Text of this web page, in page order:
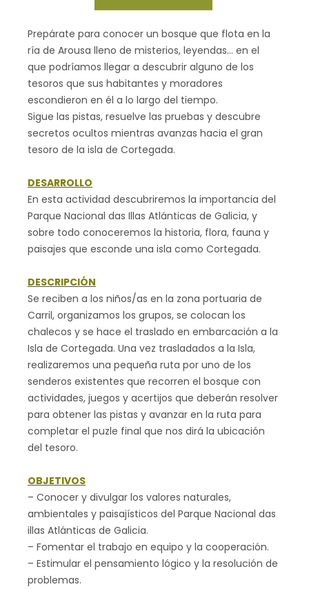
Prepárate para conocer un bosque que flota en la
ría de Arousa lleno de misterios, leyendas… en el
que podríamos llegar a descubrir alguno de los
tesoros que sus habitantes y moradores
escondieron en él a lo largo del tiempo.
Sigue las pistas, resuelve las pruebas y descubre
secretos ocultos mientras avanzas hacia el gran
tesoro de la isla de Cortegada.
DESARROLLO
En esta actividad descubriremos la importancia del
Parque Nacional das Illas Atlánticas de Galicia, y
sobre todo conoceremos la historia, flora, fauna y
paisajes que esconde una isla como Cortegada.
DESCRIPCIÓN
Se reciben a los niños/as en la zona portuaria de
Carril, organizamos los grupos, se colocan los
chalecos y se hace el traslado en embarcación a la
Isla de Cortegada. Una vez trasladados a la Isla,
realizaremos una pequeña ruta por uno de los
senderos existentes que recorren el bosque con
actividades, juegos y acertijos que deberán resolver
para obtener las pistas y avanzar en la ruta para
completar el puzle final que nos dirá la ubicación
del tesoro.
OBJETIVOS
– Conocer y divulgar los valores naturales,
ambientales y paisajísticos del Parque Nacional das
illas Atlánticas de Galicia.
– Fomentar el trabajo en equipo y la cooperación.
– Estimular el pensamiento lógico y la resolución de
problemas.